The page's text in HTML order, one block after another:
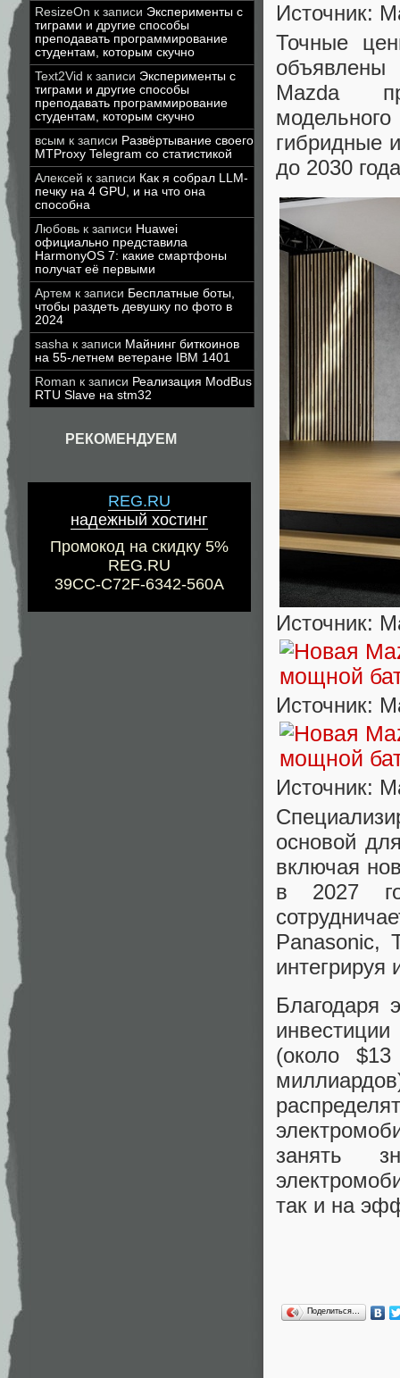
ResizeOn к записи Эксперименты с
тиграми и другие способы
преподавать программирование
студентам, которым скучно
Text2Vid к записи Эксперименты с
тиграми и другие способы
преподавать программирование
студентам, которым скучно
всым к записи Развёртывание своего
MTProxy Telegram со статистикой
Алексей к записи Как я собрал LLM-
печку на 4 GPU, и на что она
способна
Любовь к записи Huawei
официально представила
HarmonyOS 7: какие смартфоны
получат её первыми
Артем к записи Бесплатные боты,
чтобы раздеть девушку по фото в
2024
sasha к записи Майнинг биткоинов
на 55-летнем ветеране IBM 1401
Roman к записи Реализация ModBus
RTU Slave на stm32
РЕКОМЕНДУЕМ
REG.RU
надежный хостинг
Промокод на скидку 5%
REG.RU
39CC-C72F-6342-560A
Источник:
Точные
Mazda
гибридные
до 2030
Источник:
Источник:
Источник:
основой
включая
в 2027
Panasonic,
интегрируя
Благодаря
(около
занять
так и на
Поделиться…